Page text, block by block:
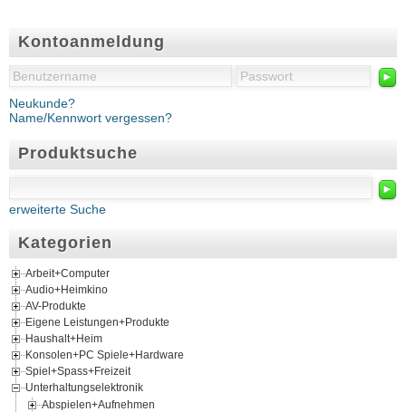
Kontoanmeldung
►
Neukunde?
Name/Kennwort vergessen?
Produktsuche
►
erweiterte Suche
Kategorien
Arbeit+Computer
Audio+Heimkino
AV-Produkte
Eigene Leistungen+Produkte
Haushalt+Heim
Konsolen+PC Spiele+Hardware
Spiel+Spass+Freizeit
Unterhaltungselektronik
Abspielen+Aufnehmen